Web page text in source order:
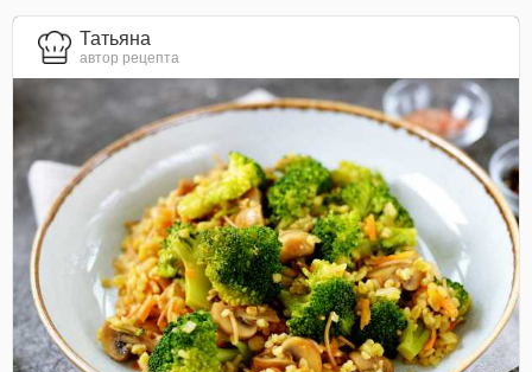
Татьяна
автор рецепта